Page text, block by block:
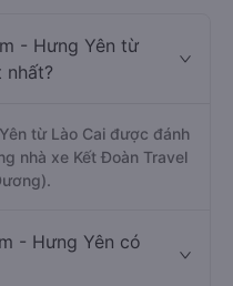
- Hưng Yên từ
nhất?
từ Lào Cai được đánh
nhà xe Kết Đoàn Travel
- Hưng Yên có